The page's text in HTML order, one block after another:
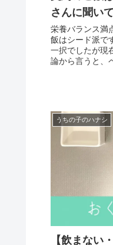
さんに聞い
栄養バランス満
飯はシード派で
一択でしたが現
論から言うと、
うちの子のハナシ
【飲まない